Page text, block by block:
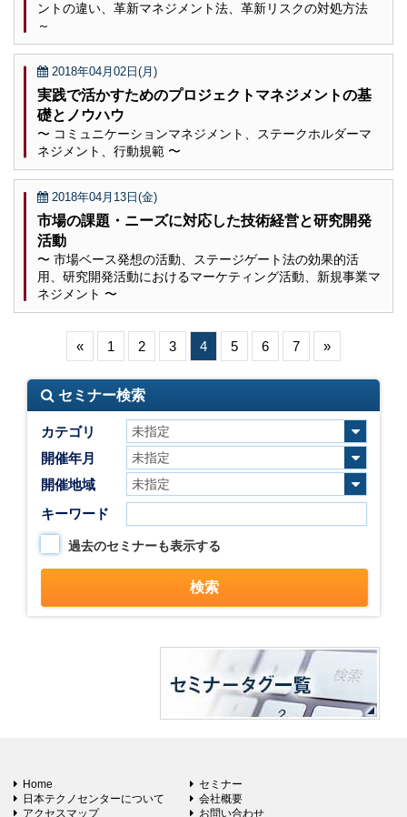
ントの違い、革新マネジメント法、革新リスクの対処方法
～
2018年04月02日(月)
実践で活かすためのプロジェクトマネジメントの基
礎とノウハウ
〜 コミュニケーションマネジメント、ステークホルダーマ
ネジメント、行動規範 〜
2018年04月13日(金)
市場の課題・ニーズに対応した技術経営と研究開発
活動
〜 市場ベース発想の活動、ステージゲート法の効果的活
用、研究開発活動におけるマーケティング活動、新規事業マ
ネジメント 〜
« 1 2 3 4 5 6 7 »
セミナー検索
カテゴリ
開催年月
開催地域
キーワード
過去のセミナーも表示する
Home
セミナー
日本テクノセンターについて
会社概要
アクセスマップ
お問い合わせ